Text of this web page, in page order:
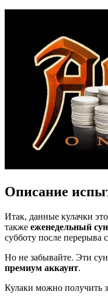
Описание
Итак, данные кулачки
также еженедельный
субботу после перерыва
Но не забывайте. Эти
премиум аккаунт.
Кулаки можно получить